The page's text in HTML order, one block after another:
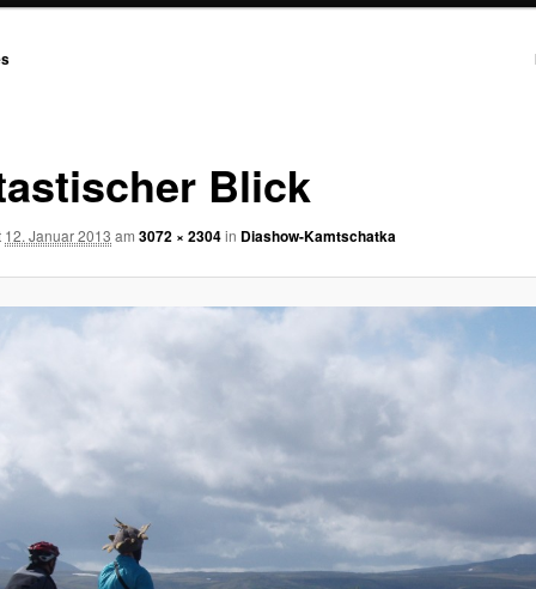
Blick
12. Januar 2013 am3072 × 2304in Diashow-Kamtschatka